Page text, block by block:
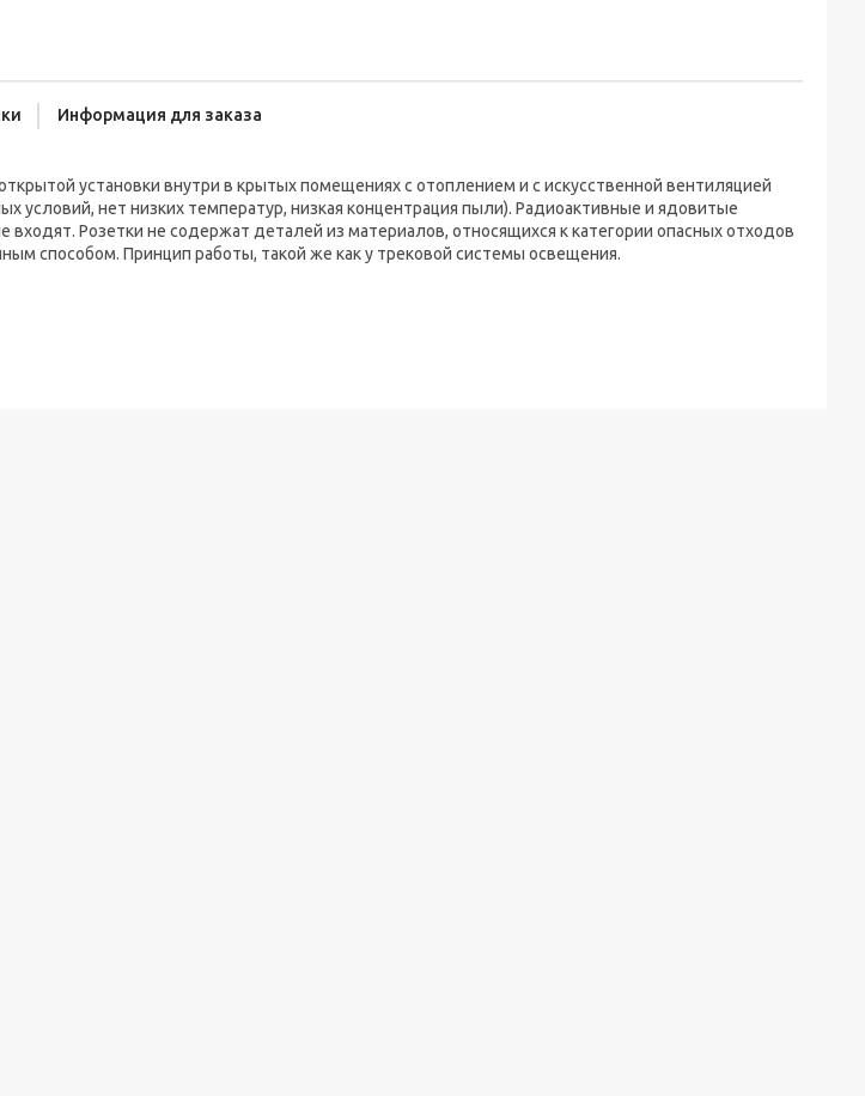
Информация для заказа
установки внутри в крытых помещениях с отоплением и с искусственной вентиляцией
условий, нет низких температур, низкая концентрация пыли). Радиоактивные и ядовитые
входят. Розетки не содержат деталей из материалов, относящихся к категории опасных отходов
способом. Принцип работы, такой же как у трековой системы освещения.